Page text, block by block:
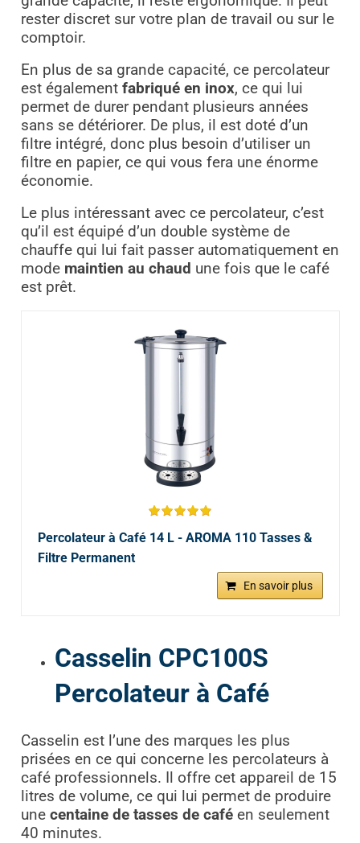
rester discret sur votre plan de travail ou sur le
comptoir.
En plus de sa grande capacité, ce percolateur
est également fabriqué en inox, ce qui lui
permet de durer pendant plusieurs années
sans se détériorer. De plus, il est doté d’un
filtre intégré, donc plus besoin d’utiliser un
filtre en papier, ce qui vous fera une énorme
économie.
Le plus intéressant avec ce percolateur, c’est
qu’il est équipé d’un double système de
chauffe qui lui fait passer automatiquement en
mode maintien au chaud une fois que le café
est prêt.
Percolateur à Café 14 L - AROMA 110 Tasses &
Filtre Permanent
En savoir plus
Casselin CPC100S
Percolateur à Café
Casselin est l’une des marques les plus
prisées en ce qui concerne les percolateurs à
café professionnels. Il offre cet appareil de 15
litres de volume, ce qui lui permet de produire
une centaine de tasses de caféen seulement
40 minutes.